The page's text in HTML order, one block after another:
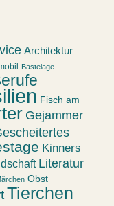
Architektur
Bastelage
Fisch am
Gejammer
Kinners
Literatur
Obst
Tierchen